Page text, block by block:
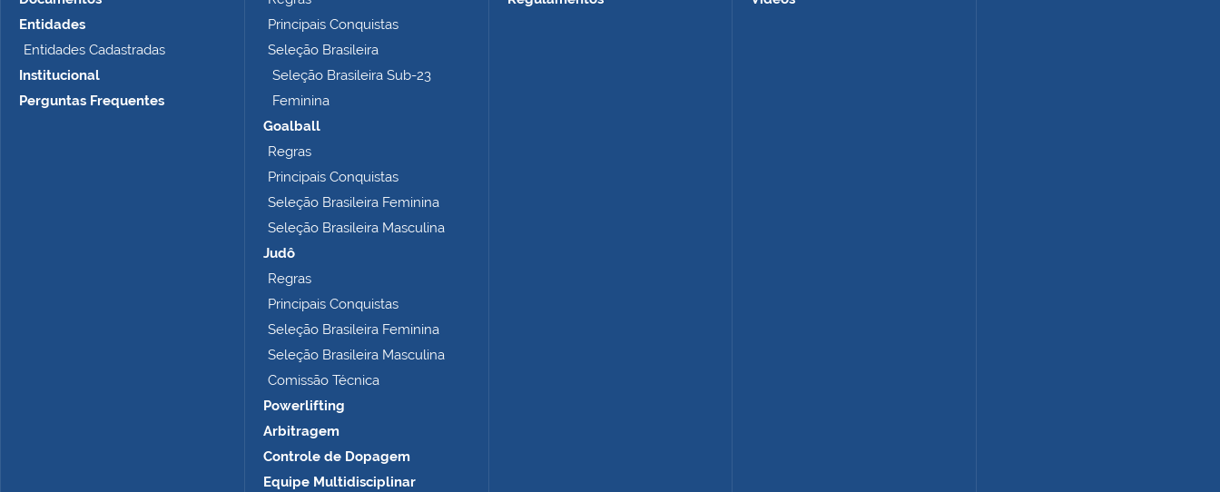
n
Entidades
Entidades Cadastradas
Institucional
Perguntas Frequentes
Principais Conquistas
Seleção Brasileira
Seleção Brasileira Sub-23
Feminina
Goalball
Regras
Principais Conquistas
Seleção Brasileira Feminina
Seleção Brasileira Masculina
Judô
Regras
Principais Conquistas
Seleção Brasileira Feminina
Seleção Brasileira Masculina
Comissão Técnica
Powerlifting
Arbitragem
Controle de Dopagem
Equipe Multidisciplinar